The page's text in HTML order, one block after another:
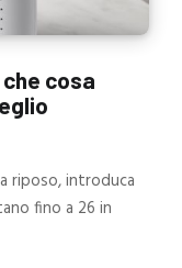
cosa
riposo, introduca
fino a 26 in